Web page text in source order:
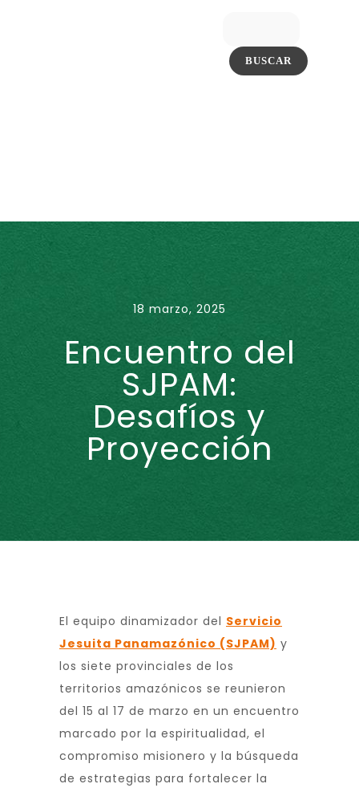
18 marzo, 2025
Encuentro del
SJPAM:
Desafíos y
Proyección
El equipo dinamizador del Servicio
Jesuita Panamazónico (SJPAM) y
los siete provinciales de los
territorios amazónicos se reunieron
del 15 al 17 de marzo en un encuentro
marcado por la espiritualidad, el
compromiso misionero y la búsqueda
de estrategias para fortalecer la